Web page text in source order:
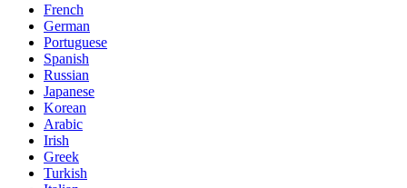
French
German
Portuguese
Spanish
Russian
Japanese
Korean
Arabic
Irish
Greek
Turkish